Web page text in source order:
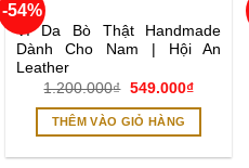
-54%
wishlist
Ví Da Bò Thật Handmade
Dành Cho Nam | Hội An
Leather
1.200.000₫ Giá
là:
1.200.000₫.
549.000₫Giá
THÊM VÀO GIỎ HÀNG